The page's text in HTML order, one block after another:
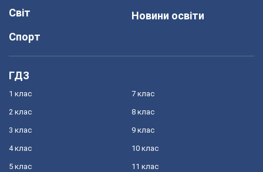
Світ
Спорт
Новини освіти
ГДЗ
1 клас
2 клас
3 клас
4 клас
5 клас
7 клас
8 клас
9 клас
10 клас
11 клас